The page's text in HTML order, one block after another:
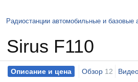
Радиостанции автомобильные и базовые
Sirus F110
Описание и цена Обзор 12